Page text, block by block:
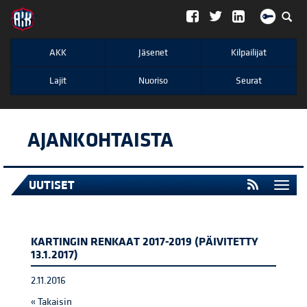
";
AKK Jäsenet Kilpailijat
Lajit Nuoriso Seurat
AJANKOHTAISTA
UUTISET
KARTINGIN RENKAAT 2017-2019 (PÄIVITETTY
13.1.2017)
2.11.2016
« Takaisin